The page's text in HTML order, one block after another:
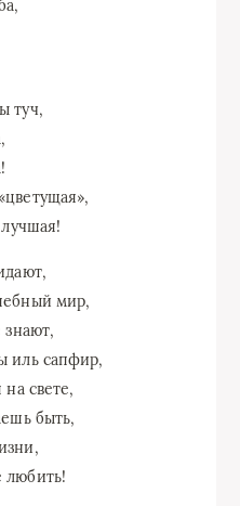
туч,
мир,
знают,
иль сапфир,
свете,
быть,
любить!